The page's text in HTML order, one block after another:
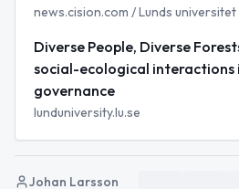
news.cision.com / Lunds universitet
Diverse People, Diverse
social-ecological interactions
governance
lunduniversity.lu.se
Johan Larsson